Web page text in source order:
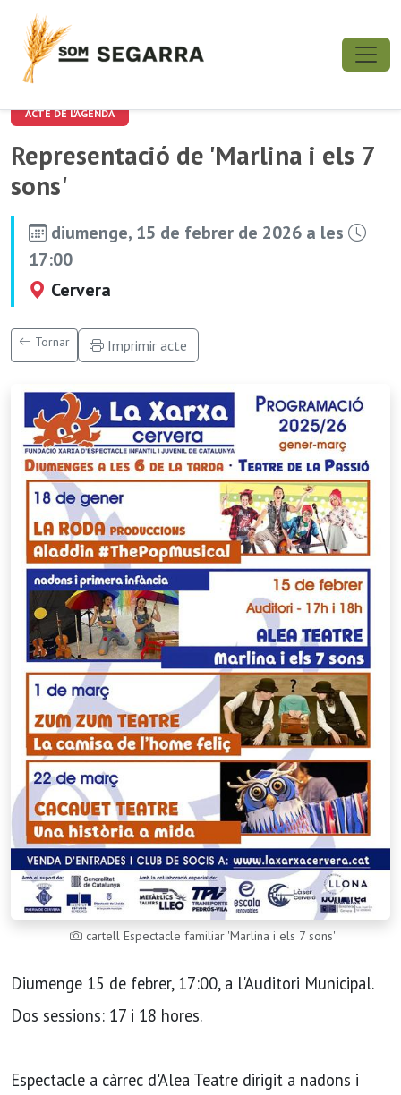
ACTE DE L'AGENDA
Representació de 'Marlina i els 7
sons'
diumenge, 15 de febrer de 2026 a les
17:00
Cervera
Tornar Imprimir acte
cartell Espectacle familiar 'Marlina i els 7 sons'
Diumenge 15 de febrer, 17:00, a l'Auditori Municipal.
Dos sessions: 17 i 18 hores.
Espectacle a càrrec d'Alea Teatre dirigit a nadons i